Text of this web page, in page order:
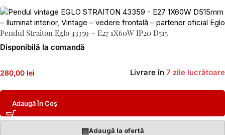
Pendul Straiton Eglo 43359 – E27 1X60W IP20 D515
Disponibilă la comandă
280,00 lei Livrare în 7 zile lucrătoare
Adaugă În Coș
▤Adaugă la ofertă